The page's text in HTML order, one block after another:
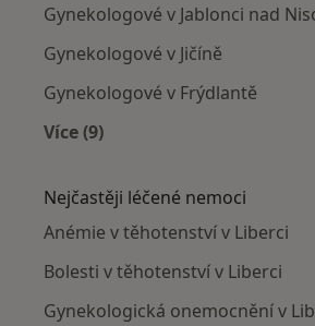
Gynekologové v Jablonci nad
Gynekologové v Jičíně
Gynekologové v Frýdlantě
Více (9)
Nejčastěji léčené nemoci
Anémie v těhotenství v Liberci
Bolesti v těhotenství v Liberci
Gynekologická onemocnění v